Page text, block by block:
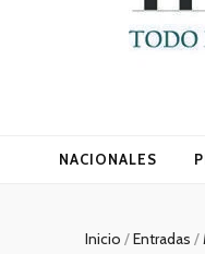
NACIONALES
Inicio /Entradas /